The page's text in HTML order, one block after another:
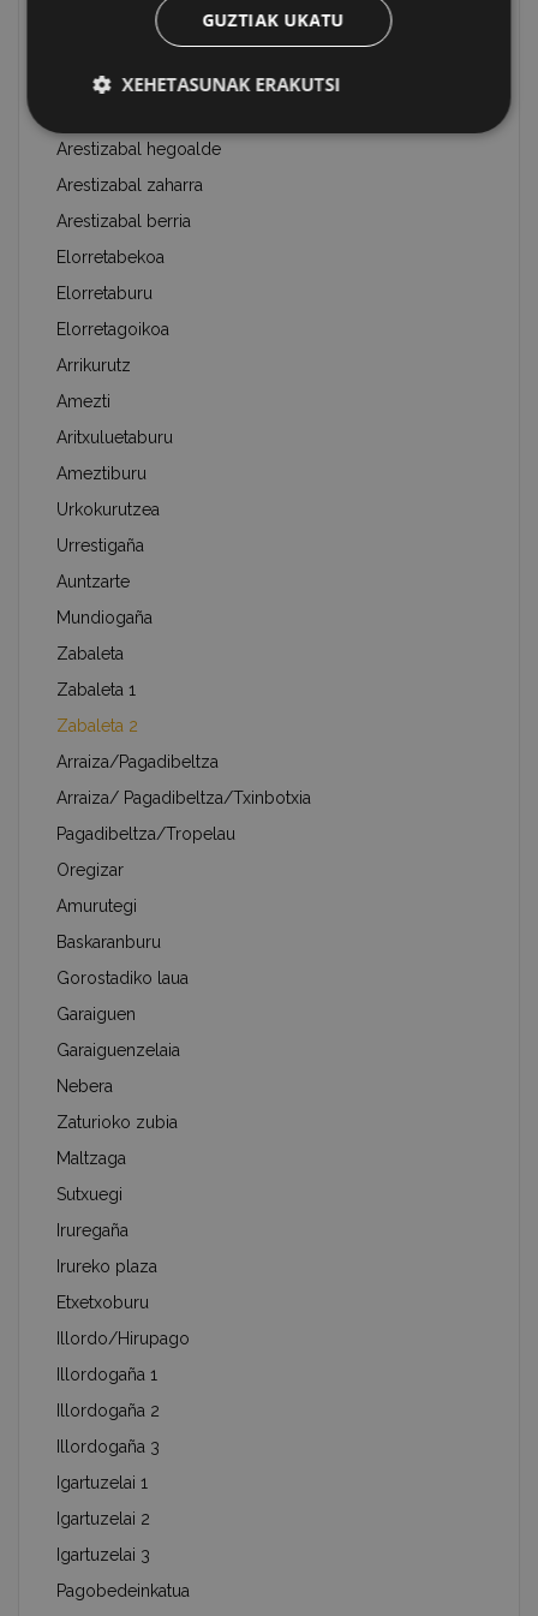
Lindariko gaña 1
Lindariko gaña 2
Arestizabal hegoalde
Arestizabal zaharra
Arestizabal berria
Elorretabekoa
Elorretaburu
Elorretagoikoa
Arrikurutz
Amezti
Aritxuluetaburu
Ameztiburu
Urkokurutzea
Urrestigaña
Auntzarte
Mundiogaña
Zabaleta
Zabaleta 1
Zabaleta 2
Arraiza/Pagadibeltza
Arraiza/ Pagadibeltza/Txinbotxia
Pagadibeltza/Tropelau
Oregizar
Amurutegi
Baskaranburu
Gorostadiko laua
Garaiguen
Garaiguenzelaia
Nebera
Zaturioko zubia
Maltzaga
Sutxuegi
Iruregaña
Irureko plaza
Etxetxoburu
Illordo/Hirupago
Illordogaña 1
Illordogaña 2
Illordogaña 3
Igartuzelai 1
Igartuzelai 2
Igartuzelai 3
Pagobedeinkatua
GUZTIAK UKATU
XEHETASUNAK ERAKUTSI